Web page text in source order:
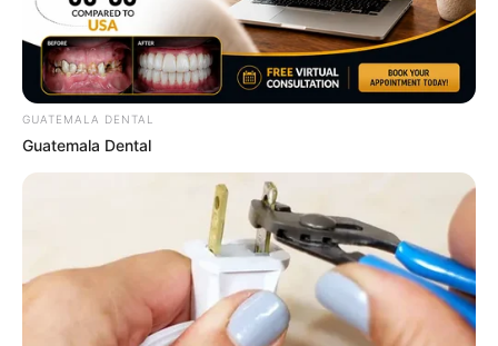
6 Best 90’s Action Movies From Your Childhood
BRAINBERRIES
GUATEMALA DENTAL
Guatemala Dental